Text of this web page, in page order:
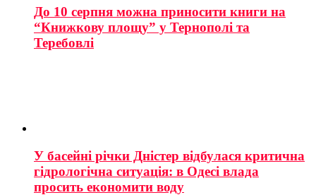
До 10 серпня можна приносити книги на
“Книжкову площу” у Тернополі та
Теребовлі
У басейні річки Дністер відбулася критична
гідрологічна ситуація: в Одесі влада
просить економити воду